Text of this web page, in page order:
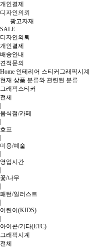
개인결제
디자인의뢰
광고자재
SALE
디자인의뢰
개인결제
배송안내
견적문의
Home 인테리어 스티커 그래픽시계
현재 상품 분류와 관련된 분류
그래픽스티커
전체
음식점/카페
호프
미용/예술
영업시간
꽃/나무
패턴/일러스트
어린이(KIDS)
아이콘/기타(ETC)
그래픽시계
전체